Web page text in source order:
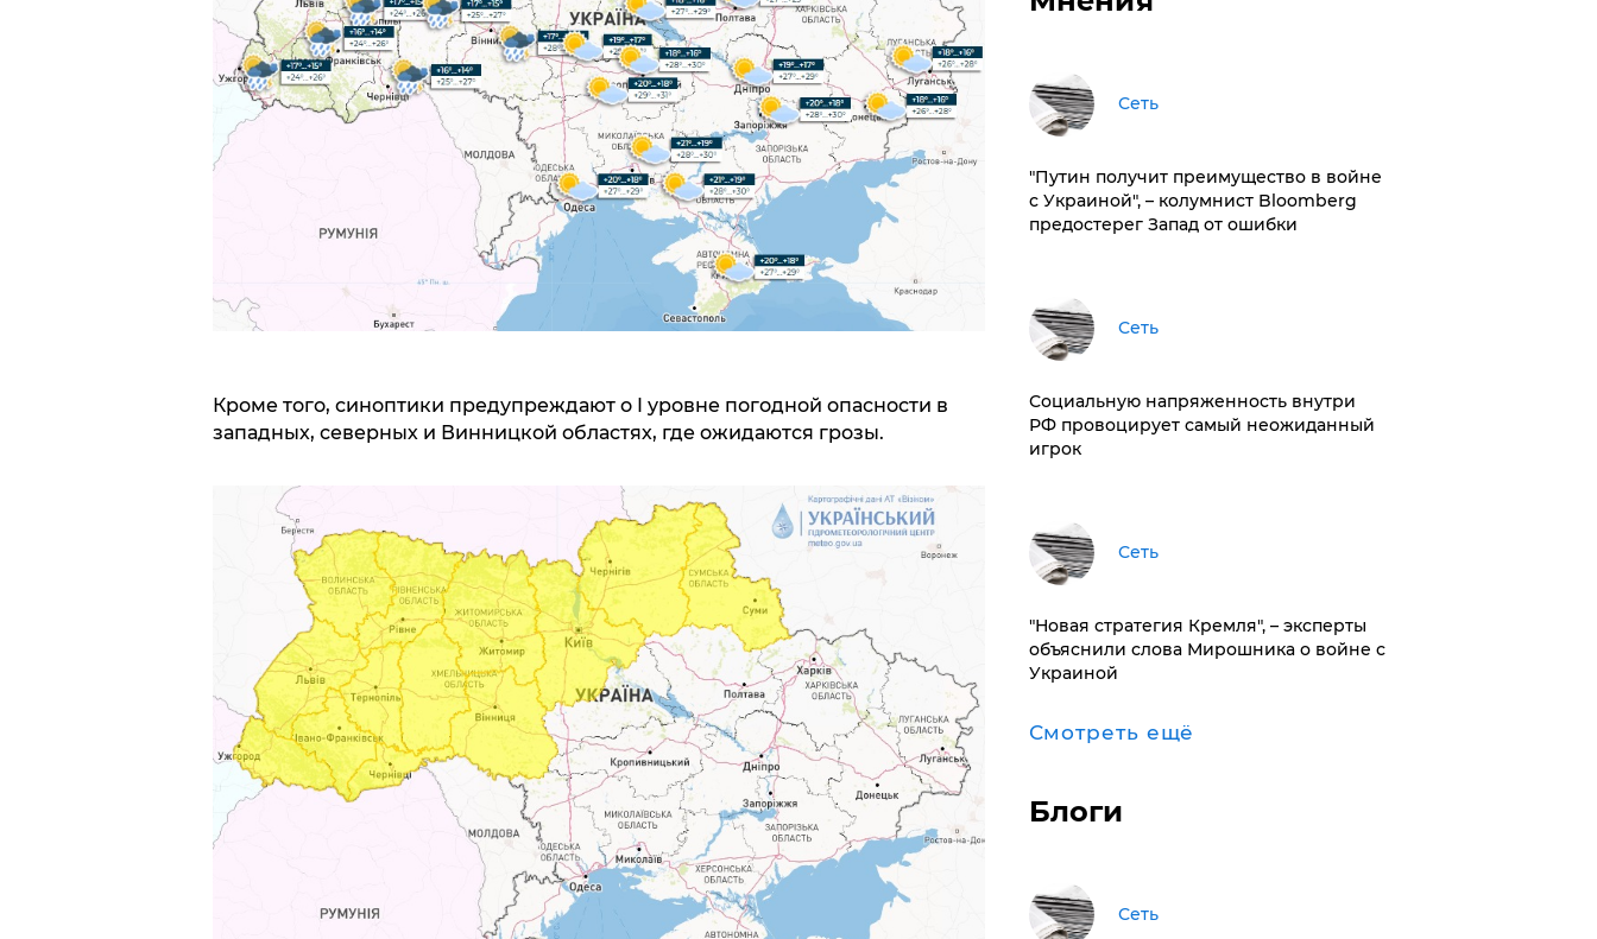
Кроме того, синоптики предупреждают о I уровне погодной опасности в
западных, северных и Винницкой областях, где ожидаются грозы.
Сеть
"Путин получит преимущество в войне
с Украиной", – колумнист Bloomberg
предостерег Запад от ошибки
Сеть
Социальную напряженность внутри
РФ провоцирует самый неожиданный
игрок
Сеть
"Новая стратегия Кремля", – эксперты
объяснили слова Мирошника о войне с
Украиной
Смотреть ещё
Блоги
Сеть